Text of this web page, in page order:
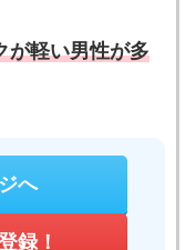
が軽い男性が多
へ
録！